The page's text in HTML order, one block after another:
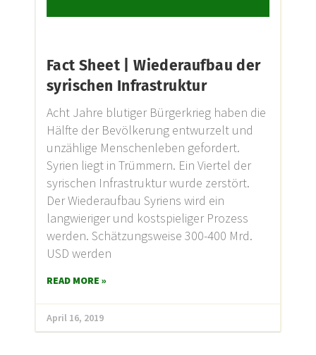
Fact Sheet | Wiederaufbau der
syrischen Infrastruktur
Acht Jahre blutiger Bürgerkrieg haben die
Hälfte der Bevölkerung entwurzelt und
unzählige Menschenleben gefordert.
Syrien liegt in Trümmern. Ein Viertel der
syrischen Infrastruktur wurde zerstört.
Der Wiederaufbau Syriens wird ein
langwieriger und kostspieliger Prozess
werden. Schätzungsweise 300-400 Mrd.
USD werden
READ MORE »
April 16, 2019